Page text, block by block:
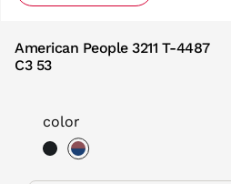
American People 3211 T-4487
C3 53
color